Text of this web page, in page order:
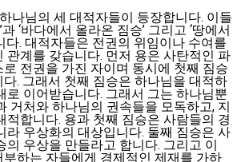
나님의 세 대적자들이 등장합니다. 이들
‘바다에서 올라온 짐승’ 그리고 ‘땅에서
다. 대적자들은 전권의 위임이나 수여를
관계를 갖습니다. 먼저 용은 사탄적인 파
전권을 가진 자이며 동시에 첫째 짐승
. 그래서 첫째 짐승은 하나님을 대적하
로 이어받습니다. 그래서 그는 하나님뿐
거처와 하나님의 권속들을 모독하고, 지
적합니다. 용과 첫째 짐승은 사람들의 경
라 우상화의 대상입니다. 둘째 짐승은 사
의 우상을 만들라고 합니다. 그리고 이
하는 자들에게 경제적인 제재를 가하